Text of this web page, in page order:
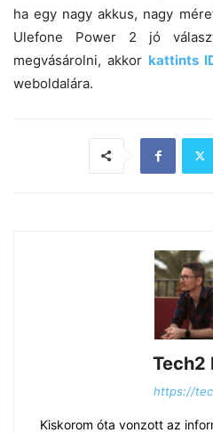
ha egy nagy akkus, nagy
Ulefone Power 2 jó
megvásárolni, akkor kattints
weboldalára.
Tech2
https://
Kiskorom óta vonzott az